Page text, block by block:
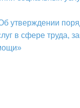
утверждении
в сфере труда,